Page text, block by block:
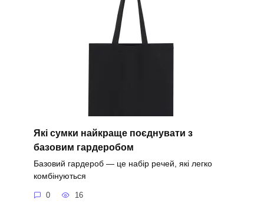
Які сумки найкраще поєднувати з
базовим гардеробом
Базовий гардероб — це набір речей, які легко
комбінуються
0 16